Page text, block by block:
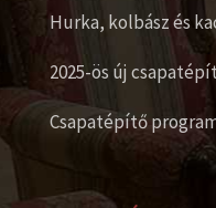
Hurka, kolbász és
2025-ös új
Csapatépítő